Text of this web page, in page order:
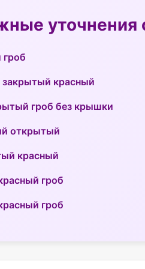
уточнения
закрытый красный
гроб без крышки
открытый
красный
гроб
гроб